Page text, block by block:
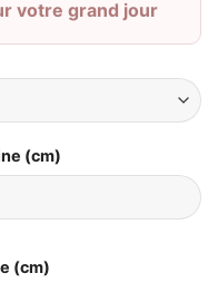
votre grand jour
(cm)
(cm)